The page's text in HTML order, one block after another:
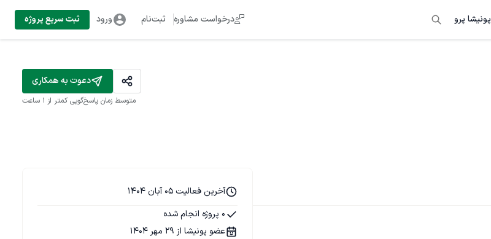
پونیشا پرو درخواست مشاوره ثبت‌نام ورود ثبت سریع پروژه
دعوت به همکاری
متوسط زمان پاسخ‌گویی کمتر از 1 ساعت
آخرین فعالیت 05 آبان 1404
0 پروژه انجام شده
عضو پونیشا از 29 مهر 1404